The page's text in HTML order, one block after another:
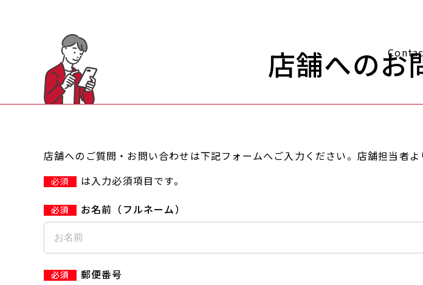
店舗へのお
店舗へのご質問・お問い合わせは下記フォームへご入力ください。店舗担当者よ
必須
は入力必須項目です。
お名前（フルネーム）
郵便番号